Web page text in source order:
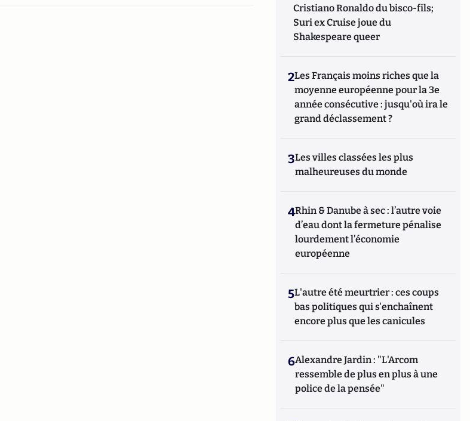
Cristiano Ronaldo du bisco-fils;
Suri ex Cruise joue du
Shakespeare queer
2Les Français moins riches que la
moyenne européenne pour la 3e
année consécutive : jusqu'où ira le
grand déclassement ?
3Les villes classées les plus
malheureuses du monde
4Rhin & Danube à sec : l’autre voie
d’eau dont la fermeture pénalise
lourdement l’économie
européenne
5L'autre été meurtrier : ces coups
bas politiques qui s'enchaînent
encore plus que les canicules
6Alexandre Jardin : "L'Arcom
ressemble de plus en plus à une
police de la pensée"